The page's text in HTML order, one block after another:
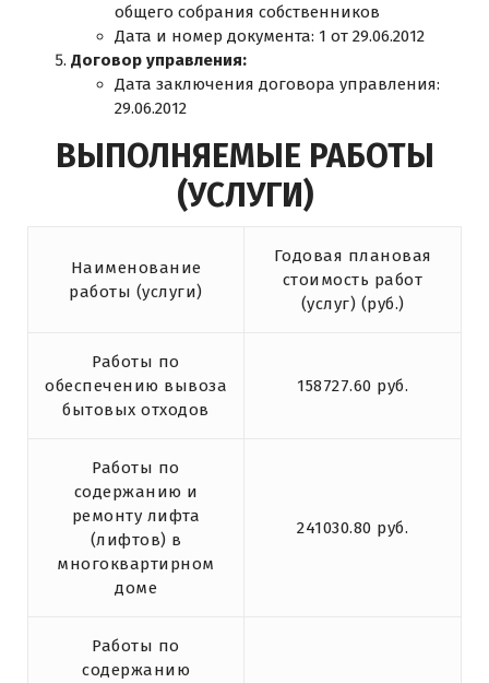
общего собрания собственников
Дата и номер документа: 1 от 29.06.2012
Договор управления:
Дата заключения договора управления:
29.06.2012
ВЫПОЛНЯЕМЫЕ РАБОТЫ
(УСЛУГИ)
Наименование
работы (услуги)
Годовая плановая
стоимость работ
(услуг) (руб.)
Работы по
обеспечению вывоза
бытовых отходов
158727.60 руб.
Работы по
содержанию и
ремонту лифта
(лифтов) в
многоквартирном
доме
241030.80 руб.
Работы по
содержанию